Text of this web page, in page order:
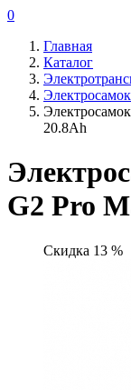
0
Главная
Каталог
20.8Ah
G2 Pro
Скидка 13 %